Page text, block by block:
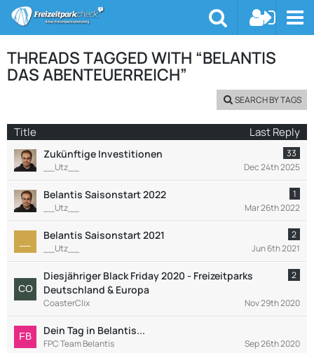
THREADS TAGGED WITH “BELANTIS
DAS ABENTEUERREICH”
SEARCH BY TAGS
Title Last Reply
Zukünftige Investitionen
33
__Utz__
Dec 24th 2025
Belantis Saisonstart 2022
1
__Utz__
Mar 26th 2022
Belantis Saisonstart 2021
2
__Utz__
Jun 6th 2021
Diesjähriger Black Friday 2020 - Freizeitparks
Deutschland & Europa
2
CoasterClix Nov 29th 2020
Dein Tag in Belantis...
FPC Team Belantis Sep 26th 2020